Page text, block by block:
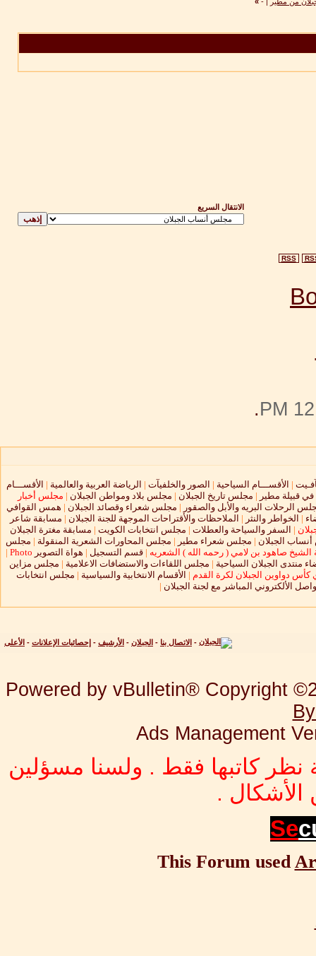
الانتقال السريع
RSS
.
| الأقســـام السياحية | الصور والخلفيآت | الرياضة العربية والعالمية | الأقســـام
في قبيلة مطير | مجلس تاريخ الجبلان | مجلس بلاد ومواطن الجبلان | مجلس أخبار
الرحلات البريه والأبل والصقور | مجلس شعراء وقصائد الجبلان | همس القوافي
| الخواطر والنثر | الملاحظات والأقتراحات الموجهة للجنة الجبلان | مسابقة شاعر
| السفر والسياحة والعطلات | مجلس انتخابات الكويت | مسابقة مغترة الجبلان
الجبلان | مجلس شعراء مطير | مجلس المحاورات الشعرية المنقولة | مجلس
الشيخ صاهود بن لامي ( رحمه الله ) الشعريه | قسم التسجيل | هواة التصوير Photo
|
منتدى الجبلان السياحية | مجلس اللقاءات والاستضافات الاعلامية | مجلس مزاين
كأس دواوين الجبلان لكرة القدم | الأقسام الانتخابية والسياسية | مجلس انتخابات
الألكتروني المباشر مع لجنة الجبلان |
- الاتصال بنا - الجبلان - الأرشيف - إحصائيات الإعلانات - الأعلى
Powered by vBulletin® Copyright
Ads Management
نظر كاتبها فقط . ولسنا مسؤلين
.
Se
This Forum used